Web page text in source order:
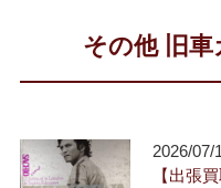
その他 旧
2026/07/
【出張